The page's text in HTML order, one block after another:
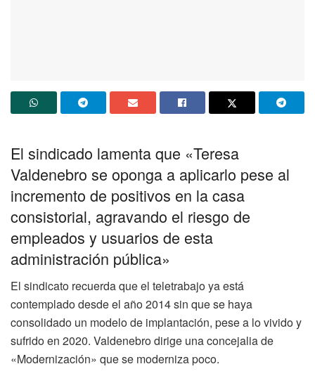
El sindicado lamenta que «Teresa
Valdenebro se oponga a aplicarlo pese al
incremento de positivos en la casa
consistorial, agravando el riesgo de
empleados y usuarios de esta
administración pública»
El sindicato recuerda que el teletrabajo ya está
contemplado desde el año 2014 sin que se haya
consolidado un modelo de implantación, pese a lo vivido y
sufrido en 2020. Valdenebro dirige una concejalia de
«Modernización» que se moderniza poco.